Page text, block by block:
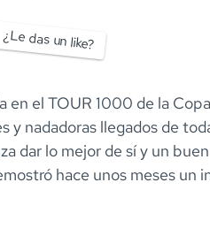
¿Le das un like?
en el TOUR 1000 de la
y nadadoras llegados de
dar lo mejor de sí y un
hace unos meses un